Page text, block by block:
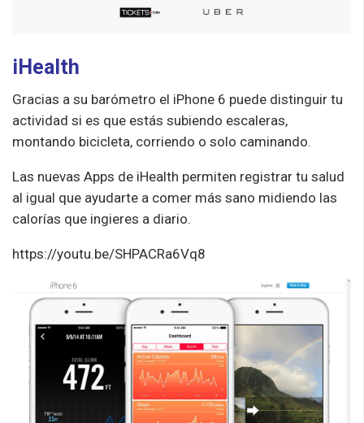
iHealth
Gracias a su barómetro el iPhone 6 puede distinguir tu
actividad si es que estás subiendo escaleras,
montando bicicleta, corriendo o solo caminando.
Las nuevas Apps de iHealth permiten registrar tu salud
al igual que ayudarte a comer más sano midiendo las
calorías que ingieres a diario.
https://youtu.be/SHPACRa6Vq8